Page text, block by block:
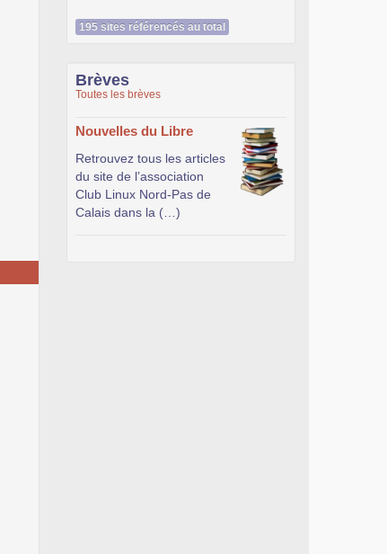
195 sites référencés au total
Brèves
Toutes les brèves
Nouvelles du Libre
Retrouvez tous les articles
du site de l’association
Club Linux Nord-Pas de
Calais dans la (…)